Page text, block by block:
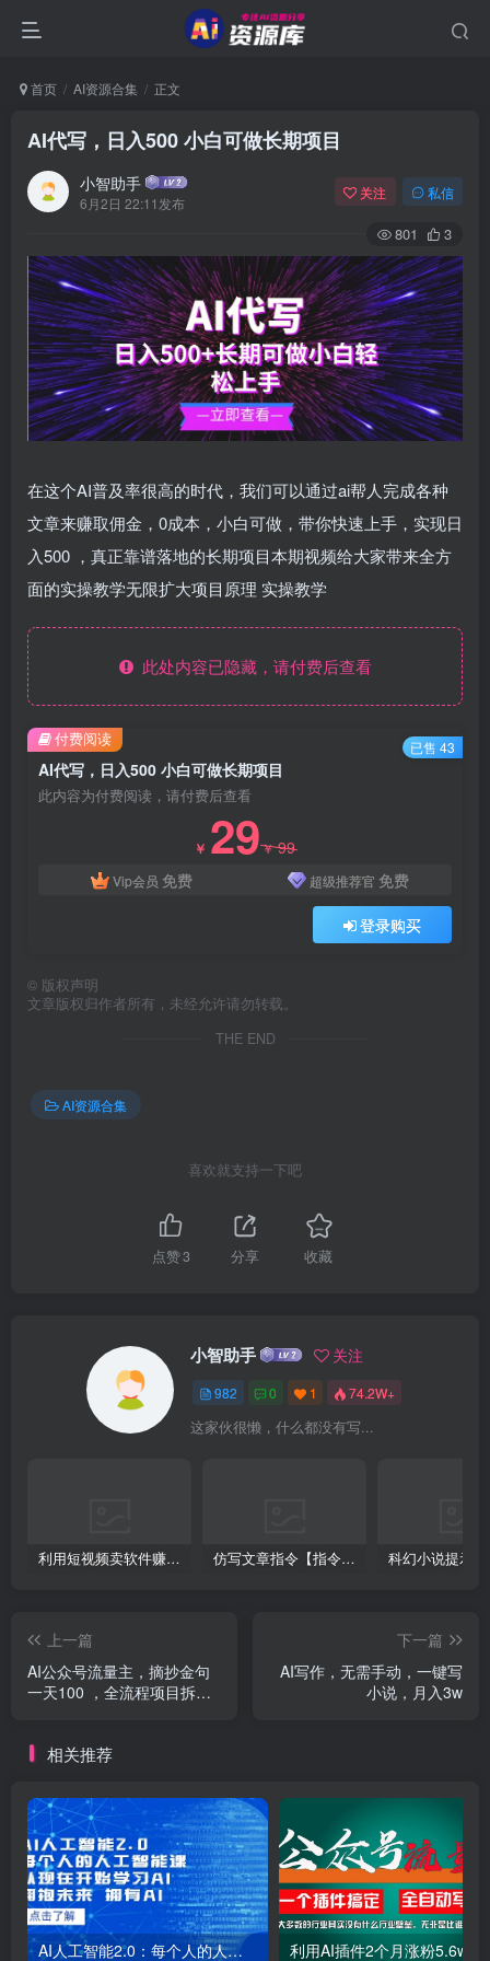
首页 AI资源合集 正文
AI代写，日入500 小白可做长期项目
小智助手
6月2日 22:11发布
关注 私信
801 3
在这个AI普及率很高的时代，我们可以通过ai帮人完成各种
文章来赚取佣金，0成本，小白可做，带你快速上手，实现日
入500 ，真正靠谱落地的长期项目本期视频给大家带来全方
面的实操教学无限扩大项目原理 实操教学
此处内容已隐藏，请付费后查看
AI代写，日入500 小白可做长期项目
此内容为付费阅读，请付费后查看
￥ 29￥99
Vip会员 免费 超级推荐官 免费
登录购买
付费阅读 已售 43
© 版权声明
文章版权归作者所有，未经允许请勿转载。
THE END
AI资源合集
喜欢就支持一下吧
点赞3 分享 收藏
小智助手 关注
982 0 1 74.2W+
这家伙很懒，什么都没有写...
利用短视频卖软件赚钱，新手小白轻松月入10000+！ 仿写文章指令【指令+教程】
上一篇
AI公众号流量主，摘抄金句
一天100 ，全流程项目拆
下一篇
AI写作，无需手动，一键写
小说，月入3w
相关推荐
AI人工智能2.0：每个人的人工智能课：从现在开始学习AI（38节课）